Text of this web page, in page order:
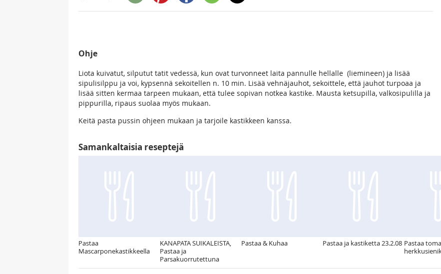
Ohje
Liota kuivatut, silputut tatit vedessä, kun ovat turvonneet laita pannulle hellalle (liemineen) ja lisää
sipulisilppu ja voi, kypsennä sekoitellen n. 10 min. Lisää vehnäjauhot, sekoittele, että jauhot turpoaa ja
lisää sitten kermaa tarpeen mukaan, että tulee sopivan notkea kastike. Mausta ketsupilla, valkosipulilla ja
pippurilla, ripaus suolaa myös mukaan.
Keitä pasta pussin ohjeen mukaan ja tarjoile kastikkeen kanssa.
Samankaltaisia reseptejä
Pastaa
Mascarponekastikkeella
KANAPATA SUIKALEISTA,
Pastaa ja
Parsakuorrutettuna
Pastaa & Kuhaa Pastaa ja kastiketta 23.2.08 Pastaa